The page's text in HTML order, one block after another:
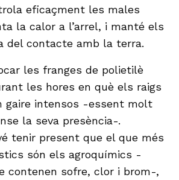
eficaçment les males
la calor a l’arrel, i manté els
del contacte amb la terra.
les franges de polietilè
les hores en què els raigs
gaire intensos -essent molt
la seva presència-.
tenir present que el que més
són els agroquímics -
contenen sofre, clor i brom-,